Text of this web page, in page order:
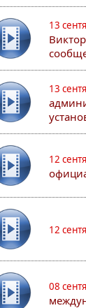
13
13
12
12
08